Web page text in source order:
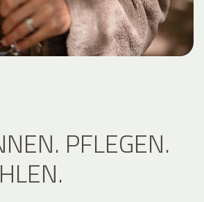
PFLEGEN.